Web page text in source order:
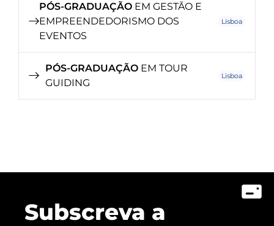
PÓS-GRADUAÇÃO EM GESTÃO E
EMPREENDEDORISMO DOS
EVENTOS
Lisboa
PÓS-GRADUAÇÃO EM TOUR
GUIDING
Lisboa
Subscreva a